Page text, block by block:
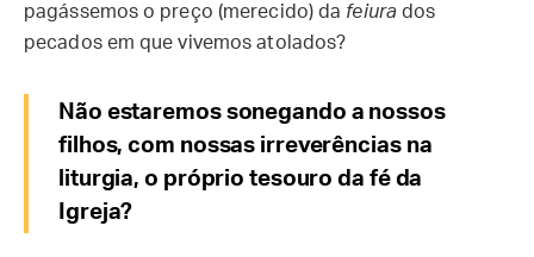
pagássemos o preço (merecido) da feiurados
pecados em que vivemos atolados?
Não estaremos sonegando a nossos
filhos, com nossas irreverências na
liturgia, o próprio tesouro da fé da
Igreja?